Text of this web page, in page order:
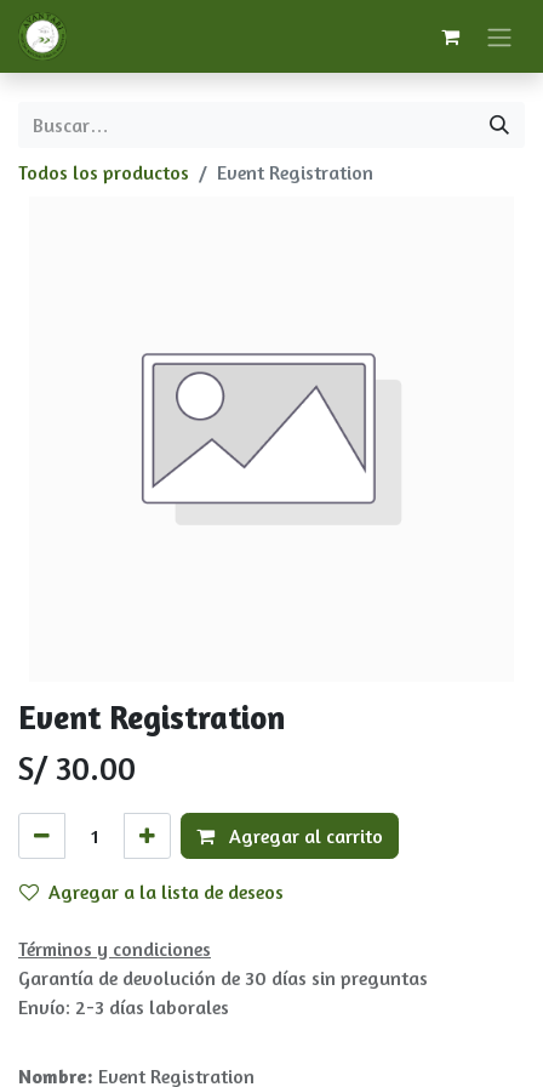
Todos los productos Event Registration
Event Registration
S/30.00
Agregar al carrito
Agregar a la lista de deseos
Términos y condiciones
Garantía de devolución de 30 días sin preguntas
Envío: 2-3 días laborales
Nombre: Event Registration